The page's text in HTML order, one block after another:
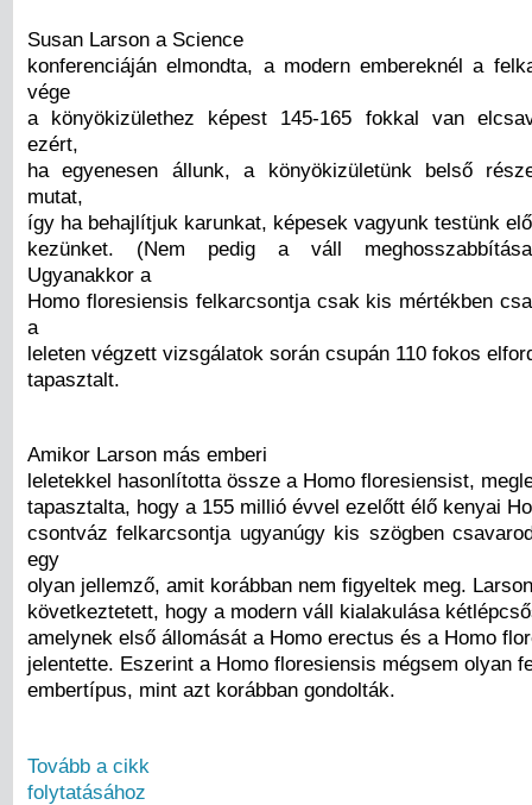
Susan Larson a Science
konferenciáján elmondta, a modern embereknél a
vége
a könyökizülethez képest 145-165 fokkal van
ezért,
ha egyenesen állunk, a könyökizületünk belső
mutat,
így ha behajlítjuk karunkat, képesek vagyunk testünk
kezünket. (Nem pedig a váll
Ugyanakkor a
Homo floresiensis felkarcsontja csak kis mértékben
a
leleten végzett vizsgálatok során csupán 110 fokos
tapasztalt.
Amikor Larson más emberi
leletekkel hasonlította össze a Homo floresiensist,
tapasztalta, hogy a 155 millió évvel ezelőtt élő kenyai
csontváz felkarcsontja ugyanúgy kis szögben
egy
olyan jellemző, amit korábban nem figyeltek meg.
következtetett, hogy a modern váll kialakulása
amelynek első állomását a Homo erectus és a Homo
jelentette. Eszerint a Homo floresiensis mégsem olyan
embertípus, mint azt korábban gondolták.
Tovább a cikk
folytatásához